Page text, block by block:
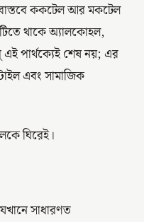
ককটেল আর মকটেল
থাকে অ্যালকোহল,
পার্থক্যেই শেষ নয়; এর
এবং সামাজিক
ঘিরেই।
সাধারণত